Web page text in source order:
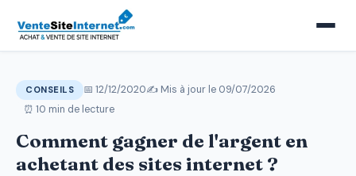
CONSEILS 📅 12/12/2020✍️ Mis à jour le 09/07/2026
⏰ 10 min de lecture
Comment gagner de l'argent en
achetant des sites internet ?